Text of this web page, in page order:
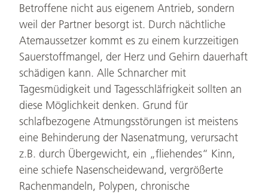
Betroffene nicht aus eigenem Antrieb, sondern
weil der Partner besorgt ist. Durch nächtliche
Atemaussetzer kommt es zu einem kurzzeitigen
Sauerstoffmangel, der Herz und Gehirn dauerhaft
schädigen kann. Alle Schnarcher mit
Tagesmüdigkeit und Tagesschläfrigkeit sollten an
diese Möglichkeit denken. Grund für
schlafbezogene Atmungsstörungen ist meistens
eine Behinderung der Nasenatmung, verursacht
z.B. durch Übergewicht, ein „fliehendes“ Kinn,
eine schiefe Nasenscheidewand, vergrößerte
Rachenmandeln, Polypen, chronische